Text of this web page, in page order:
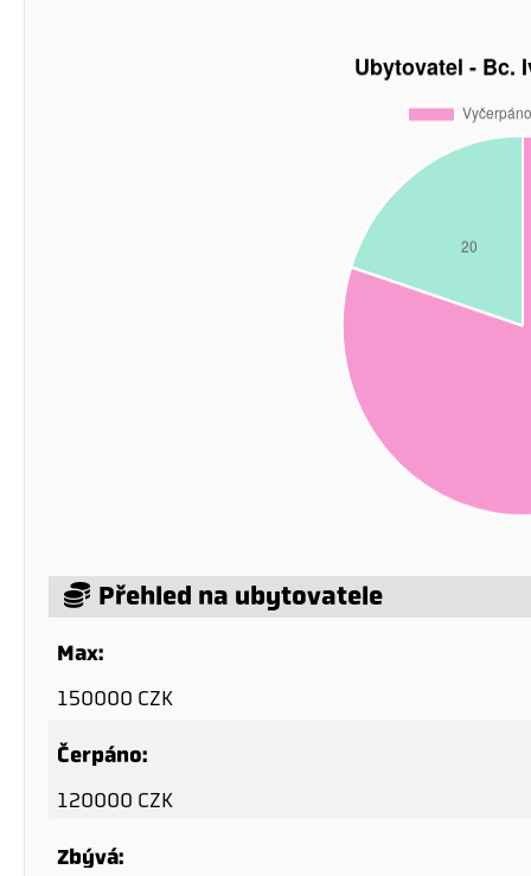
Přehled na ubytovatele
Max:
150000 CZK
Čerpáno:
120000 CZK
Zbývá: